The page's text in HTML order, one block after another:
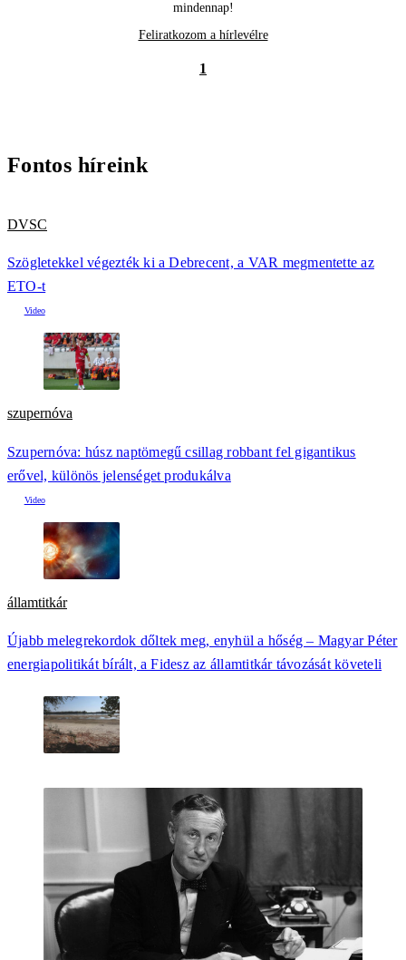
mindennap!
Feliratkozom a hírlevélre
1
Fontos híreink
DVSC
Szögletekkel végezték ki a Debrecent, a VAR megmentette az
ETO-t
szupernóva
Szupernóva: húsz naptömegű csillag robbant fel gigantikus
erővel, különös jelenséget produkálva
államtitkár
Újabb melegrekordok dőltek meg, enyhül a hőség – Magyar Péter
energiapolitikát bírált, a Fidesz az államtitkár távozását követeli